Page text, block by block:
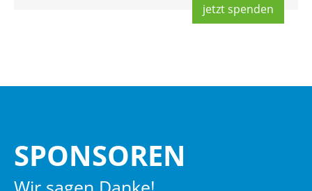
jetzt spen­den
SPON­SO­REN